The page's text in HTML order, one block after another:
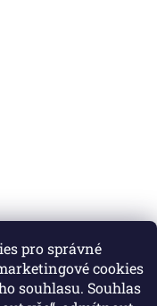
pro správné
cookies
souhlasu. Souhlas